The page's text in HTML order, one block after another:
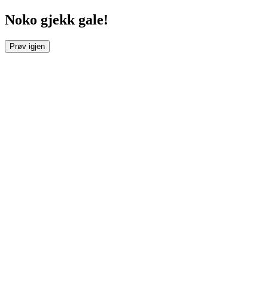
Noko gjekk gale!
Prøv igjen